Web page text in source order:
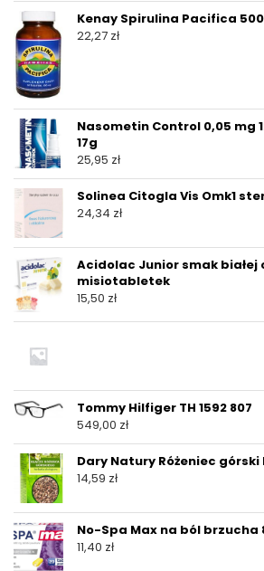
Kenay Spirulina Pacifica
22,27 zł
Nasometin Control 0,05 mg
17g
25,95 zł
Solinea Citogla Vis Omk1
24,34 zł
Acidolac Junior smak białej
misiotabletek
15,50 zł
Tommy Hilfiger TH 1592 807
549,00 zł
Dary Natury Różeniec górski
14,59 zł
No-Spa Max na ból brzucha
11,40 zł